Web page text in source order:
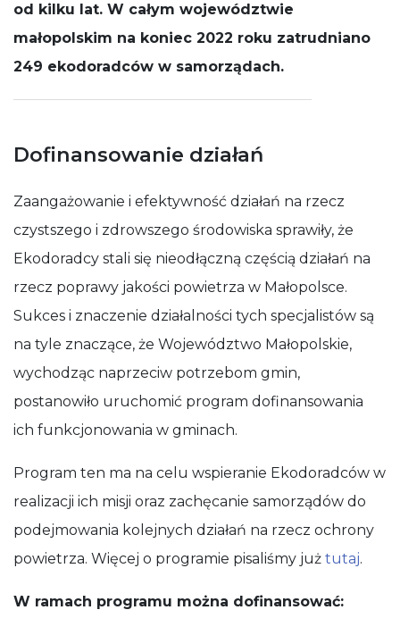
od kilku lat. W całym województwie
małopolskim na koniec 2022 roku zatrudniano
249 ekodoradców w samorządach.
Dofinansowanie działań
Zaangażowanie i efektywność działań na rzecz
czystszego i zdrowszego środowiska sprawiły, że
Ekodoradcy stali się nieodłączną częścią działań na
rzecz poprawy jakości powietrza w Małopolsce.
Sukces i znaczenie działalności tych specjalistów są
na tyle znaczące, że Województwo Małopolskie,
wychodząc naprzeciw potrzebom gmin,
postanowiło uruchomić program dofinansowania
ich funkcjonowania w gminach.
Program ten ma na celu wspieranie Ekodoradców w
realizacji ich misji oraz zachęcanie samorządów do
podejmowania kolejnych działań na rzecz ochrony
powietrza. Więcej o programie pisaliśmy już tutaj.
W ramach programu można dofinansować: